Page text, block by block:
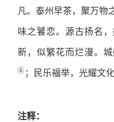
凡。泰州早茶，聚万物
味之饕恋。源古扬名
新，似繁花而烂漫。
⑥ ；民乐福举，光耀文化
注释：